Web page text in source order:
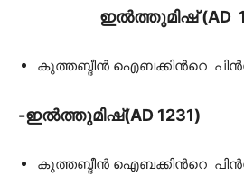
ഇൽത്തുമിഷ് (AD
കുത്തബ്ദീൻ ഐബക്കിൻറെ
-ഇൽത്തുമിഷ്(AD 1231)
കുത്തബ്ദീൻ ഐബക്കിൻറെ